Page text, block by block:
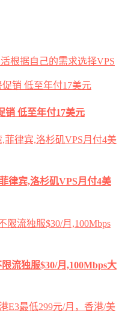
根据自己的需求选择VPS
销 低至年付17美元
律宾,洛杉矶VPS月付4美
流独服$30/月,100Mbps大